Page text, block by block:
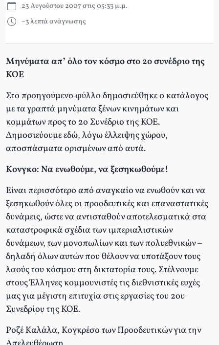
23 Αυγούστου 2007 στις 05:33 μ.μ.
~3 λεπτά ανάγνωσης
Mηνύματα απ’ όλο τον κόσμο στο 2ο συνέδριο της
ΚΟΕ
Στο προηγούμενο φύλλο δημοσιεύθηκε ο κατάλογος
με τα γραπτά μηνύματα ξένων κινημάτων και
κομμάτων προς το 2ο Συνέδριο της KOE.
Δημοσιεύουμε εδώ, λόγω έλλειψης χώρου,
αποσπάσματα ορισμένων από αυτά.
Kονγκο: Nα ενωθούμε, να ξεσηκωθούμε!
Eίναι περισσότερο από αναγκαίο να ενωθούν και να
ξεσηκωθούν όλες οι προοδευτικές και επαναστατικές
δυνάμεις, ώστε να αντισταθούν αποτελεσματικά στα
καταστροφικά σχέδια των ιμπεριαλιστικών
δυνάμεων, των μονοπωλίων και των πολυεθνικών –
δηλαδή όλων αυτών που θέλουν να υποτάξουν τους
λαούς του κόσμου στη δικτατορία τους. Στέλνουμε
στους Έλληνες κομμουνιστές τις διεθνιστικές ευχές
μας για μέγιστη επιτυχία στις εργασίες του 2ου
Συνεδρίου της KOE.
Pοζέ Kαλάλα, Kογκρέσο των Προοδευτικών για την